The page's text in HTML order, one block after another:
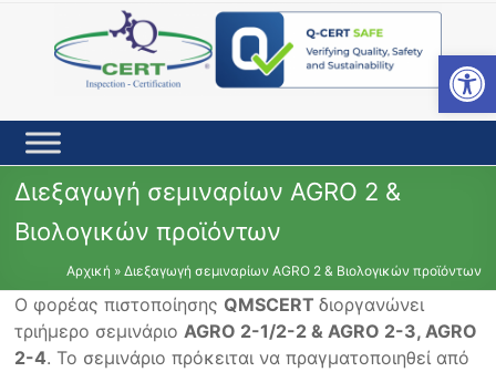
Open toolbar
content
Διεξαγωγή σεμιναρίων AGRO 2 &
Βιολογικών προϊόντων
Αρχική » Διεξαγωγή σεμιναρίων AGRO 2 & Βιολογικών προϊόντων
Ο φορέας πιστοποίησης QMSCERTδιοργανώνει
τριήμερο σεμινάριοAGRO 2-1/2-2 & AGRO 2-3, AGRO
2-4. Το σεμινάριο πρόκειται να πραγματοποιηθεί από